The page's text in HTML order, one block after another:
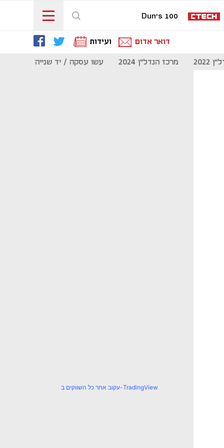
Dun's 100
דואר אדום ועידות
2022 מרכז הנדל"ן 2024 עשו עסקה / יד שנייה
עקוב אחר כל השווקים ב-TradingView